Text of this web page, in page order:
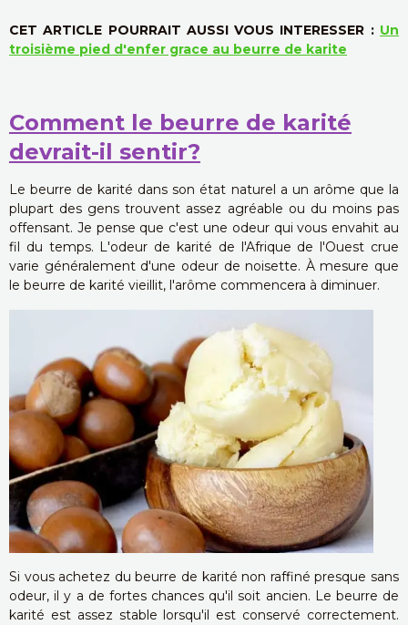
CET ARTICLE POURRAIT AUSSI VOUS INTERESSER : Un
troisième pied d'enfer grace au beurre de karite
Comment le beurre de karité
devrait-il sentir?
Le beurre de karité dans son état naturel a un arôme que la
plupart des gens trouvent assez agréable ou du moins pas
offensant. Je pense que c'est une odeur qui vous envahit au
fil du temps. L'odeur de karité de l'Afrique de l'Ouest crue
varie généralement d'une odeur de noisette. À mesure que
le beurre de karité vieillit, l'arôme commencera à diminuer.
Si vous achetez du beurre de karité non raffiné presque sans
odeur, il y a de fortes chances qu'il soit ancien. Le beurre de
karité est assez stable lorsqu'il est conservé correctement.